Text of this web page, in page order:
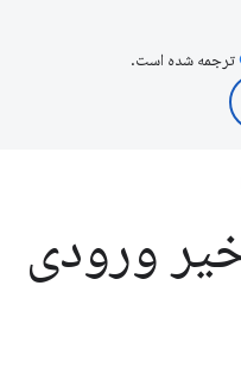
ترجمه شده است.
ورودی